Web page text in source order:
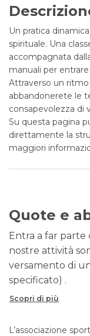
Un pratica
spirituale. Una
accompagnata
manuali per
Attraverso un ritmo
abbandonerete le
consapevolezza di
Su questa pagina
direttamente la
maggiori
Quote e
Entra a far parte
nostre attività
versamento di
specificato) .
Scopri di più
L’associazione